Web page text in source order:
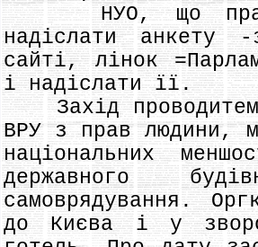
НУО, що
надіслати анкету
сайті, лінок
і надіслати її.
Захід
ВРУ з прав людини,
національних
державного
самоврядування.
до Києва і у